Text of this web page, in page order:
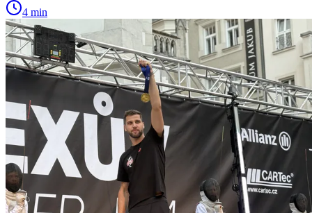
4 min